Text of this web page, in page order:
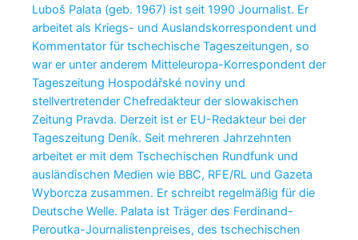
Luboš Palata (geb. 1967) ist seit 1990 Journalist. Er
arbeitet als Kriegs- und Auslandskorrespondent und
Kommentator für tschechische Tageszeitungen, so
war er unter anderem Mitteleuropa-Korrespondent der
Tageszeitung Hospodářské noviny und
stellvertretender Chefredakteur der slowakischen
Zeitung Pravda. Derzeit ist er EU-Redakteur bei der
Tageszeitung Deník. Seit mehreren Jahrzehnten
arbeitet er mit dem Tschechischen Rundfunk und
ausländischen Medien wie BBC, RFE/RL und Gazeta
Wyborcza zusammen. Er schreibt regelmäßig für die
Deutsche Welle. Palata ist Träger des Ferdinand-
Peroutka-Journalistenpreises, des tschechischen